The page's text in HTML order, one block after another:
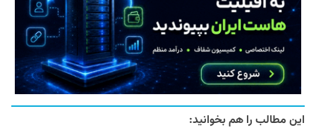
این مطالب را هم بخوانید: